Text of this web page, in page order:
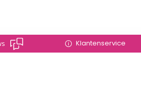
Klantenservice